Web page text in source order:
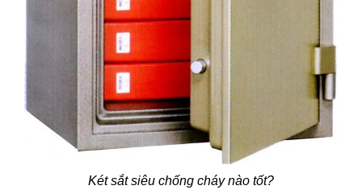
Két sắt siêu chống cháy nào tốt?